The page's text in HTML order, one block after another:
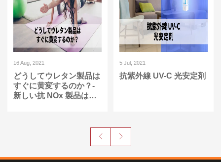
16 Aug, 2021
どうしてウレタン製品は
すぐに黄変するのか？-
新しい抗 NOx 製品は、
5 Jul, 2021
抗紫外線 UV-C 光安定剤